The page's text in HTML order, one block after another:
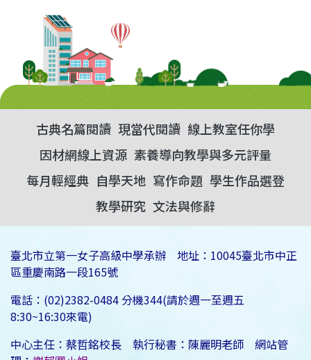
古典名篇閱讀 現當代閱讀 線上教室任你學
因材網線上資源 素養導向教學與多元評量
每月輕經典 自學天地 寫作命題 學生作品選登
教學研究 文法與修辭
臺北市立第一女子高級中學承辦 地址：10045臺北市中正
區重慶南路一段165號
電話：(02)2382-0484 分機344(請於週一至週五
8:30~16:30來電)
中心主任：蔡哲銘校長 執行秘書：陳麗明老師 網站管